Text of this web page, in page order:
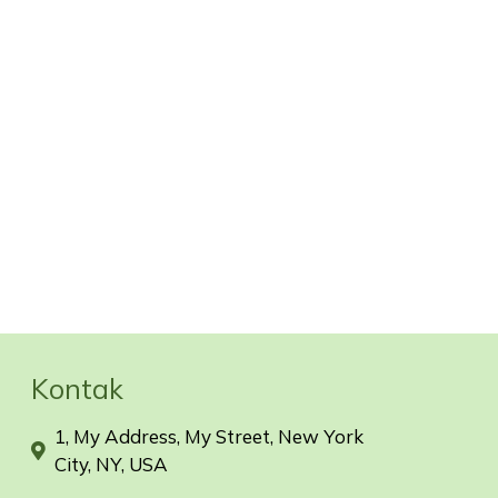
Kontak
1, My Address, My Street, New York
City, NY, USA